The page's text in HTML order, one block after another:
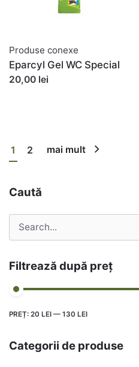
Caută
Search
pentru
Filtrează după preț
PREȚ: 20 LEI — 130 LEI
Categorii de produse
Produse conexe
Eparcyl Gel WC Special
20,00 lei
1 2 mai mult